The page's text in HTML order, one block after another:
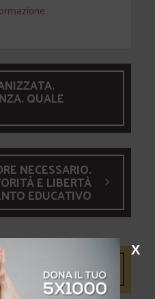
QUALE
NECESSARIO.
E LIBERTÀ
EDUCATIVO
X